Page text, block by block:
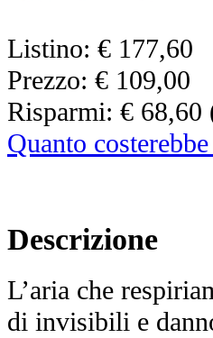
Listino: € 177,60
Prezzo: € 109,00
Risparmi: € 68,60
Quanto
Descrizione
L’aria che
di invisibili e